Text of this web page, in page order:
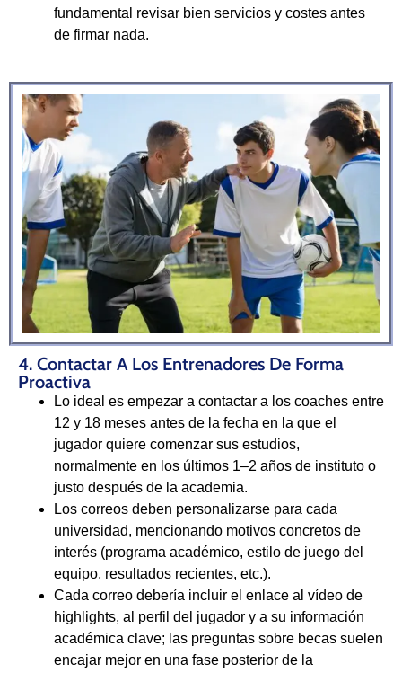
fundamental revisar bien servicios y costes antes
de firmar nada.
4. Contactar A Los Entrenadores De Forma
Proactiva
Lo ideal es empezar a contactar a los coaches entre
12 y 18 meses antes de la fecha en la que el
jugador quiere comenzar sus estudios,
normalmente en los últimos 1–2 años de instituto o
justo después de la academia.
Los correos deben personalizarse para cada
universidad, mencionando motivos concretos de
interés (programa académico, estilo de juego del
equipo, resultados recientes, etc.).
Cada correo debería incluir el enlace al vídeo de
highlights, al perfil del jugador y a su información
académica clave; las preguntas sobre becas suelen
encajar mejor en una fase posterior de la